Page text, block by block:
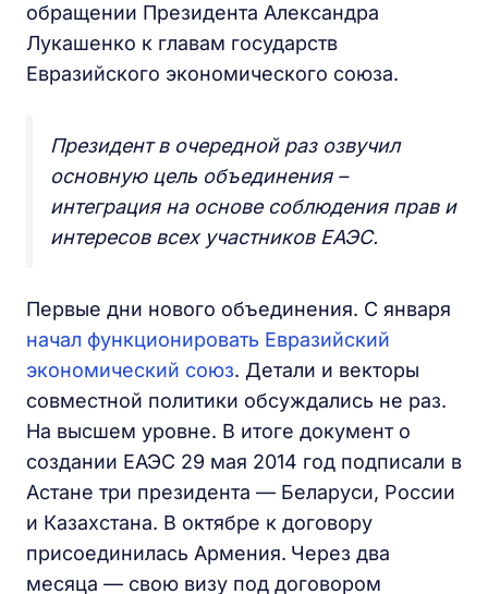
обращении Президента Александра
Лукашенко к главам государств
Евразийского экономического союза.
Президент в очередной раз озвучил
основную цель объединения –
интеграция на основе соблюдения прав и
интересов всех участников ЕАЭС.
Первые дни нового объединения. С января
начал функционировать Евразийский
экономический союз. Детали и векторы
совместной политики обсуждались не раз.
На высшем уровне. В итоге документ о
создании ЕАЭС 29 мая 2014 год подписали в
Астане три президента — Беларуси, России
и Казахстана. В октябре к договору
присоединилась Армения. Через два
месяца — свою визу под договором